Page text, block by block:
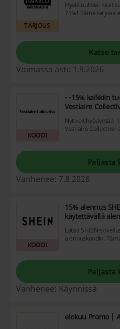
TARJOUS
Hyviä uutisia: saat
75%! Tämä tarjoaa
Katso
Voimassa asti: 1.9.2026
KOODI
- -15% kaikkiin
Vestiaire
Nyt voit hyödyntää -
Vestiaire Collective
Paljasta
Vanhenee: 7.8.2026
KOODI
15% alennus
käytettävällä
Lataa SHEIN-
alennuskoodin.
Paljasta
Vanhenee: Käynnissä
elokuu Promo |